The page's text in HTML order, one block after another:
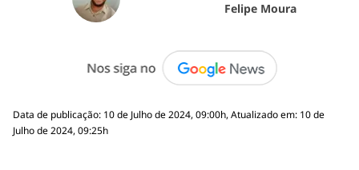
Felipe Moura
Data de publicação: 10 de Julho de 2024, 09:00h, Atualizado em: 10 de
Julho de 2024, 09:25h